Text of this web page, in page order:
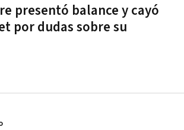
presentó balance y cayó
por dudas sobre su